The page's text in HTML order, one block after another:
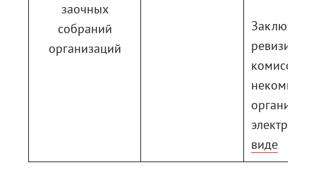
заочных
собраний
организаций
комиссии
виде